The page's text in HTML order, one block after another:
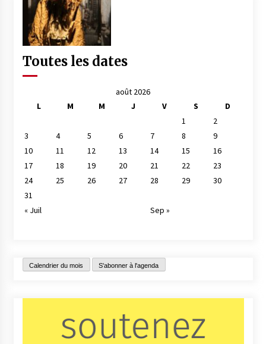
Toutes les dates
août 2026
L
M M J V S
D
1
2
3
4 5 6 7 8
9
10
11 12 13 14 15
16
17
18 19 20 21 22
23
24
25 26 27 28 29
30
31
« Juil
Sep »
Calendrier du mois S'abonner à l'agenda